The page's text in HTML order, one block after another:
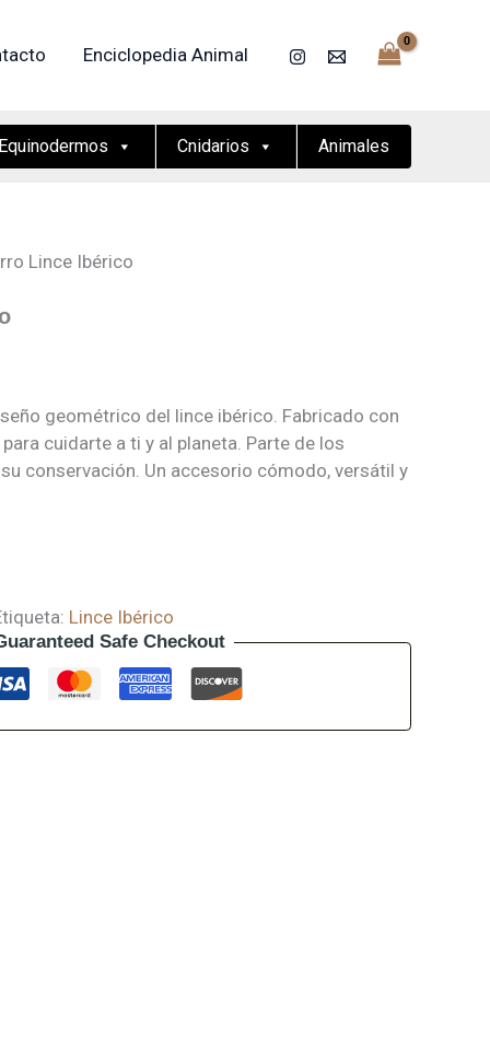
Enciclopedia Animal
Cnidarios Animales
Lince Ibérico
geométrico del lince ibérico. Fabricado con
cuidarte a ti y al planeta. Parte de los
conservación. Un accesorio cómodo, versátil y
Lince Ibérico
Safe Checkout